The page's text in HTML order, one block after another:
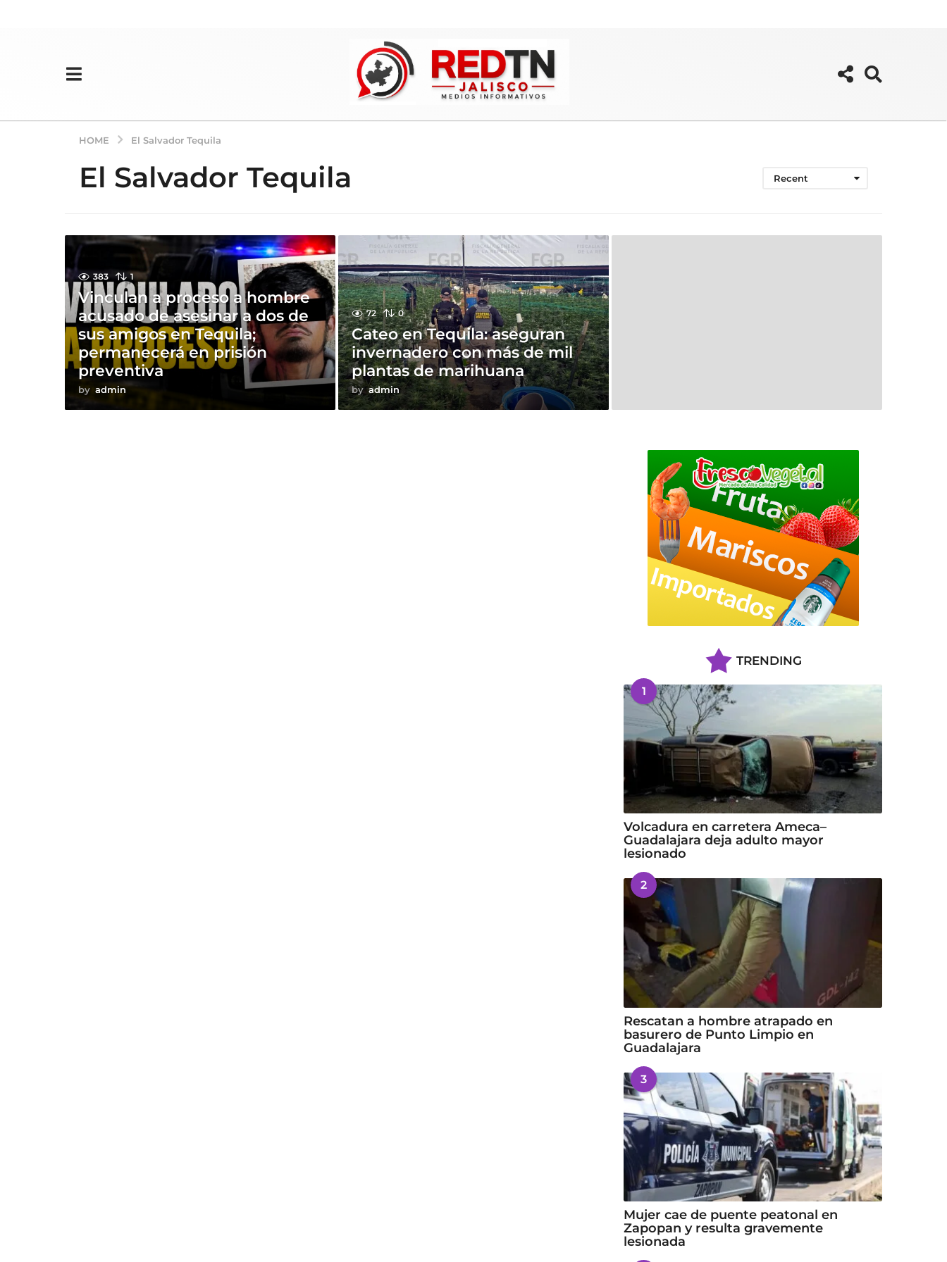
HOME El Salvador Tequila
El Salvador Tequila Recent
383 1
Vinculan a proceso a hombre
acusado de asesinar a dos de
sus amigos en Tequila;
permanecerá en prisión
preventiva
by admin
72 0
Cateo en Tequila: aseguran
invernadero con más de mil
plantas de marihuana
by admin
TRENDING
1
Volcadura en carretera Ameca–
Guadalajara deja adulto mayor
lesionado
2
Rescatan a hombre atrapado en
basurero de Punto Limpio en
Guadalajara
3
Mujer cae de puente peatonal en
Zapopan y resulta gravemente
lesionada